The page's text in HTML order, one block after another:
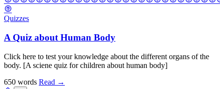
Quizzes
A Quiz about Human Body
Click here to test your knowledge about the different organs of the
body. [A sciene quiz for children about human body]
650 words Read →